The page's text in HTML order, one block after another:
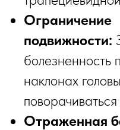
Ограничение
подвижности:
болезненность
наклонах
Отраженная